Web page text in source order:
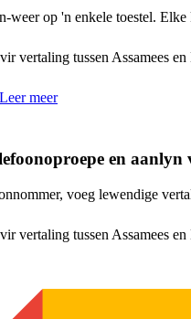
weer op 'n enkele toestel.
vertaling tussen Assamees en
Leer meer
en aanlyn
voeg lewendige
vertaling tussen Assamees en